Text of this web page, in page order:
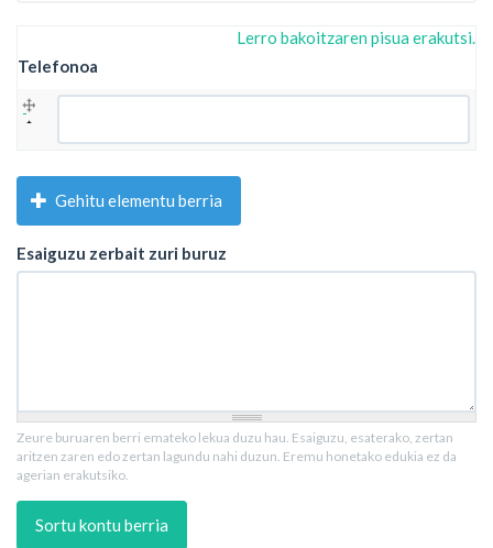
Lerro bakoitzaren pisua erakutsi.
Telefonoa
Gehitu elementu berria
Esaiguzu zerbait zuri buruz
Zeure buruaren berri emateko lekua duzu hau. Esaiguzu, esaterako, zertan
aritzen zaren edo zertan lagundu nahi duzun. Eremu honetako edukia ez da
agerian erakutsiko.
Sortu kontu berria